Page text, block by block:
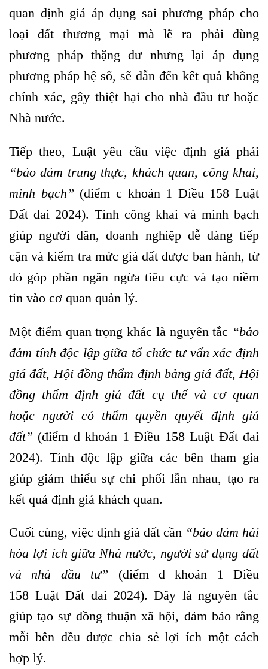
quan định giá áp dụng sai phương pháp cho
loại đất thương mại mà lẽ ra phải dùng
phương pháp thặng dư nhưng lại áp dụng
phương pháp hệ số, sẽ dẫn đến kết quả không
chính xác, gây thiệt hại cho nhà đầu tư hoặc
Nhà nước.
Tiếp theo, Luật yêu cầu việc định giá phải
“bảo đảm trung thực, khách quan, công khai,
minh bạch” (điểm c khoản 1 Điều 158 Luật
Đất đai 2024). Tính công khai và minh bạch
giúp người dân, doanh nghiệp dễ dàng tiếp
cận và kiểm tra mức giá đất được ban hành, từ
đó góp phần ngăn ngừa tiêu cực và tạo niềm
tin vào cơ quan quản lý.
Một điểm quan trọng khác là nguyên tắc “bảo
đảm tính độc lập giữa tổ chức tư vấn xác định
giá đất, Hội đồng thẩm định bảng giá đất, Hội
đồng thẩm định giá đất cụ thể và cơ quan
hoặc người có thẩm quyền quyết định giá
đất” (điểm d khoản 1 Điều 158 Luật Đất đai
2024). Tính độc lập giữa các bên tham gia
giúp giảm thiểu sự chi phối lẫn nhau, tạo ra
kết quả định giá khách quan.
Cuối cùng, việc định giá đất cần “bảo đảm hài
hòa lợi ích giữa Nhà nước, người sử dụng đất
và nhà đầu tư” (điểm đ khoản 1 Điều
158 Luật Đất đai 2024). Đây là nguyên tắc
giúp tạo sự đồng thuận xã hội, đảm bảo rằng
mỗi bên đều được chia sẻ lợi ích một cách
hợp lý.